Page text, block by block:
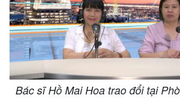
Bác sĩ Hồ Mai Hoa trao đổi tại